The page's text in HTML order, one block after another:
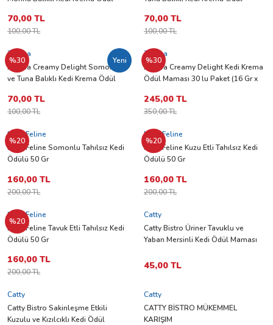
ve Kafesleri
70,00 TL
100,00 TL
70,00 TL
100,00 TL
%30 Yeni
Zampa
Zampa Creamy Delight Somonlu
ve Tuna Balıklı Kedi Krema Ödül
70,00 TL
100,00 TL
%30
Zampa
Zampa Creamy Delight Kedi Krema
Ödül Maması 30 lu Paket (16 Gr x
245,00 TL
350,00 TL
%20
Nutri Feline
Nutri Feline Somonlu Tahılsız Kedi
Ödülü 50 Gr
160,00 TL
200,00 TL
%20
Nutri Feline
Nutri Feline Kuzu Etli Tahılsız Kedi
Ödülü 50 Gr
160,00 TL
200,00 TL
%20
Nutri Feline
Nutri Feline Tavuk Etli Tahılsız Kedi
Ödülü 50 Gr
160,00 TL
200,00 TL
Catty
Catty Bistro Üriner Tavuklu ve
Yaban Mersinli Kedi Ödül Maması
45,00 TL
Catty
Catty Bistro Sakinleşme Etkili
Kuzulu ve Kızılcıklı Kedi Ödül
Catty
CATTY BİSTRO MÜKEMMEL
KARIŞIM